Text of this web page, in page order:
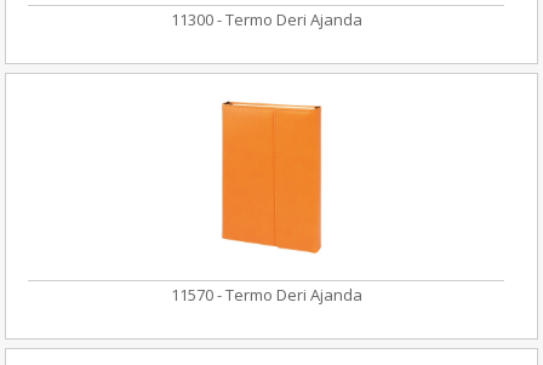
11300 - Termo Deri Ajanda
11570 - Termo Deri Ajanda